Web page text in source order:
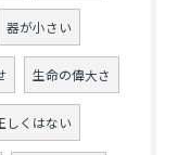
器が小さい
生命の偉大さ
しくはない